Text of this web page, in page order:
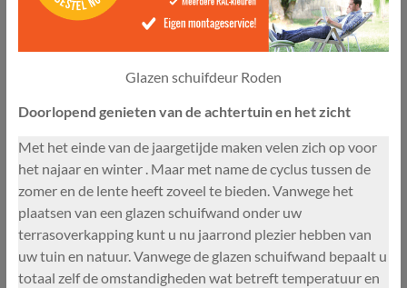
Glazen schuifdeur Roden
Doorlopend genieten van de achtertuin en het zicht
Met het einde van de jaargetijde maken velen zich op voor
het najaar en winter . Maar met name de cyclus tussen de
zomer en de lente heeft zoveel te bieden. Vanwege het
plaatsen van een glazen schuifwand onder uw
terrasoverkapping kunt u nu jaarrond plezier hebben van
uw tuin en natuur. Vanwege de glazen schuifwand bepaalt u
totaal zelf de omstandigheden wat betreft temperatuur en